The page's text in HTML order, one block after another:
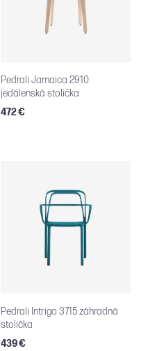
Pedrali Jamaica 2910
jedálenská stolička
472 €
Pedrali Intrigo 3715 záhradná
stolička
439 €